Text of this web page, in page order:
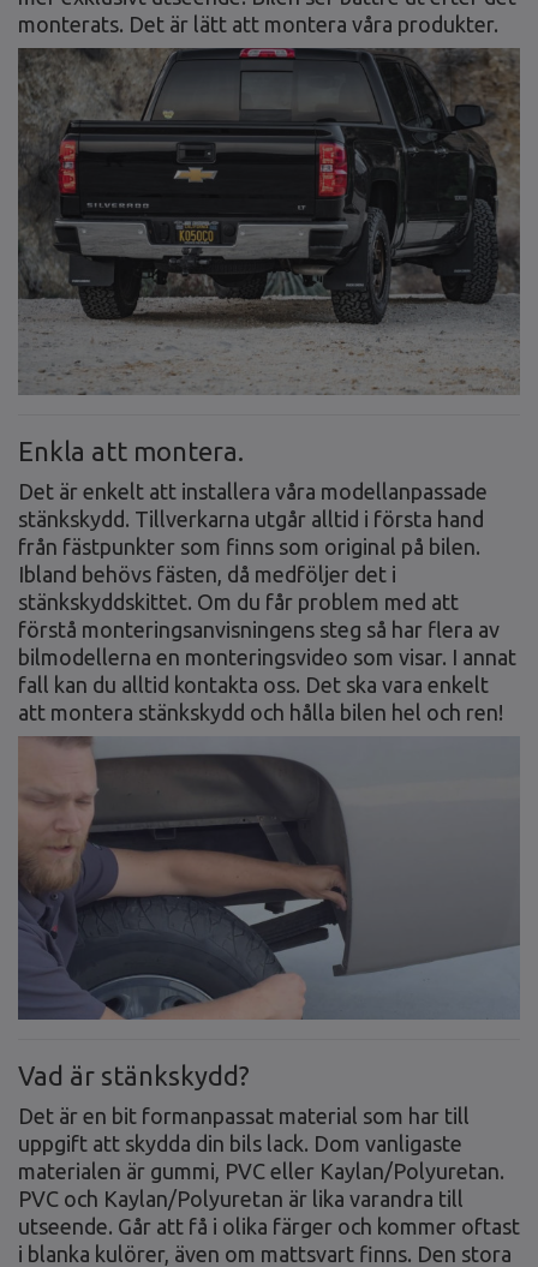
monterats. Det är lätt att montera våra produkter.
Enkla att montera.
Det är enkelt att installera våra modellanpassade
stänkskydd. Tillverkarna utgår alltid i första hand
från fästpunkter som finns som original på bilen.
Ibland behövs fästen, då medföljer det i
stänkskyddskittet. Om du får problem med att
förstå monteringsanvisningens steg så har flera av
bilmodellerna en monteringsvideo som visar. I annat
fall kan du alltid kontakta oss. Det ska vara enkelt
att montera stänkskydd och hålla bilen hel och ren!
Vad är stänkskydd?
Det är en bit formanpassat material som har till
uppgift att skydda din bils lack. Dom vanligaste
materialen är gummi, PVC eller Kaylan/Polyuretan.
PVC och Kaylan/Polyuretan är lika varandra till
utseende. Går att få i olika färger och kommer oftast
i blanka kulörer, även om mattsvart finns. Den stora